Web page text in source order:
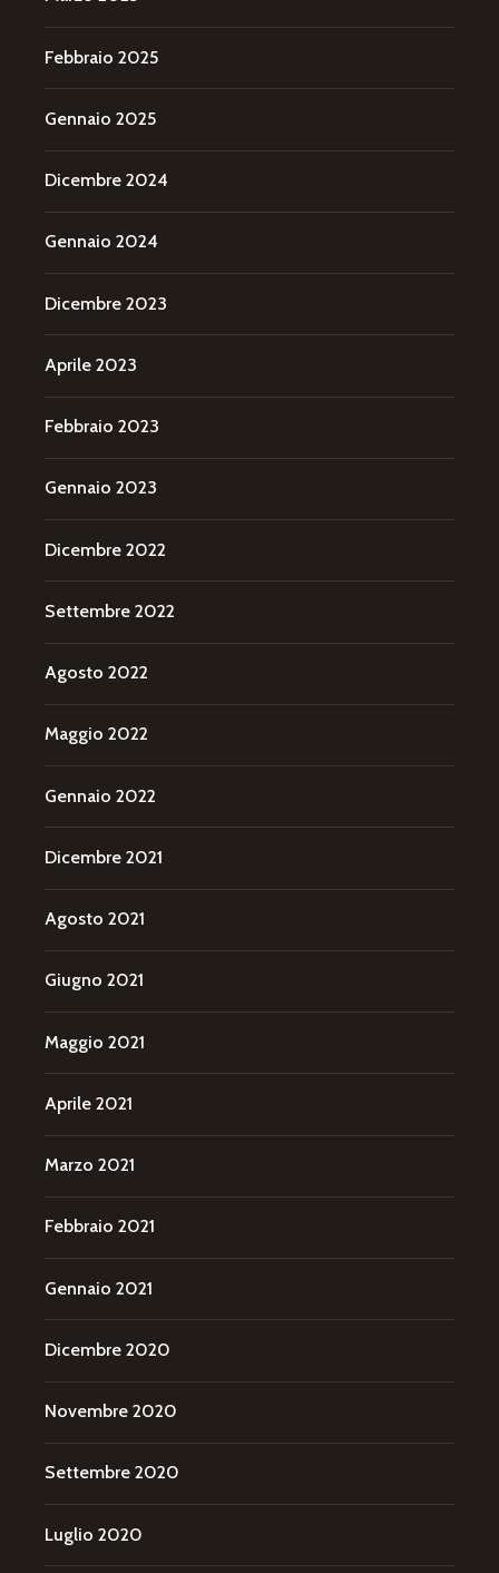
Febbraio 2025
Gennaio 2025
Dicembre 2024
Gennaio 2024
Dicembre 2023
Aprile 2023
Febbraio 2023
Gennaio 2023
Dicembre 2022
Settembre 2022
Agosto 2022
Maggio 2022
Gennaio 2022
Dicembre 2021
Agosto 2021
Giugno 2021
Maggio 2021
Aprile 2021
Marzo 2021
Febbraio 2021
Gennaio 2021
Dicembre 2020
Novembre 2020
Settembre 2020
Luglio 2020